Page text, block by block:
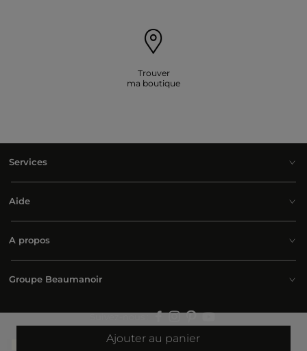
Ajouter au panier
Trouver
ma boutique
Services
Aide
A propos
Groupe Beaumanoir